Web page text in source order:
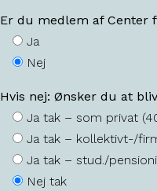
Er du medlem af Center
Ja
Nej
Hvis nej: Ønsker du at
Ja tak – som privat
Ja tak – kollektivt-/
Ja tak – stud./
Nej tak